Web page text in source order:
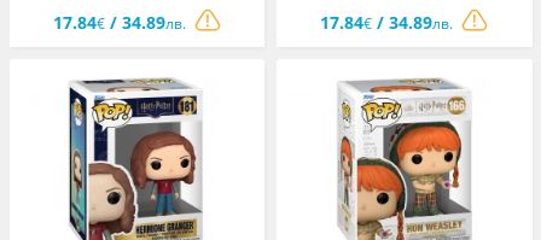
17.84€/ 34.89лв. 17.84€ / 34.89лв.